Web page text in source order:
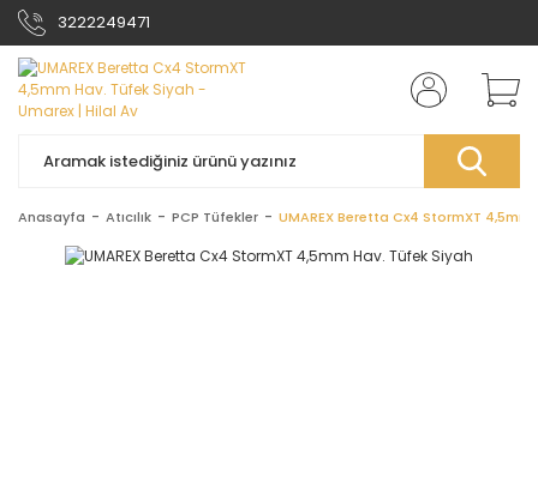
3222249471
Anasayfa Atıcılık PCP Tüfekler UMAREX Beretta Cx4 StormXT